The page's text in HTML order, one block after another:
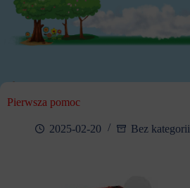
Pierwsza pomoc
2025-02-20 Bez kategorii